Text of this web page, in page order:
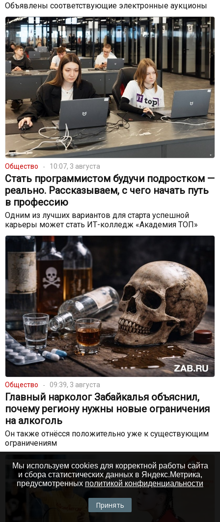
Объявлены соответствующие электронные аукционы
Общество 10:07, 3 августа
Стать программистом будучи подростком —
реально. Рассказываем, с чего начать путь
в профессию
Одним из лучших вариантов для старта успешной
карьеры может стать ИТ-колледж «Академия ТОП»
Общество 09:39, 3 августа
Главный нарколог Забайкалья объяснил,
почему региону нужны новые ограничения
на алкоголь
Он также отнёсся положительно уже к существующим
ограничениям
Мы используем cookies для корректной работы сайта
и сбора статистических данных в Яндекс.Метрика,
предусмотренных политикой конфиденциальности
Принять